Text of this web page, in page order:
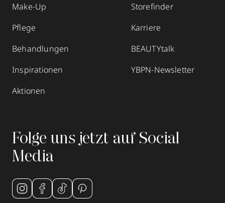
Make-Up
Pflege
Behandlungen
Inspirationen
Aktionen
Storefinder
Karriere
BEAUTYtalk
YBPN-Newsletter
Folge uns jetzt auf Social
Media